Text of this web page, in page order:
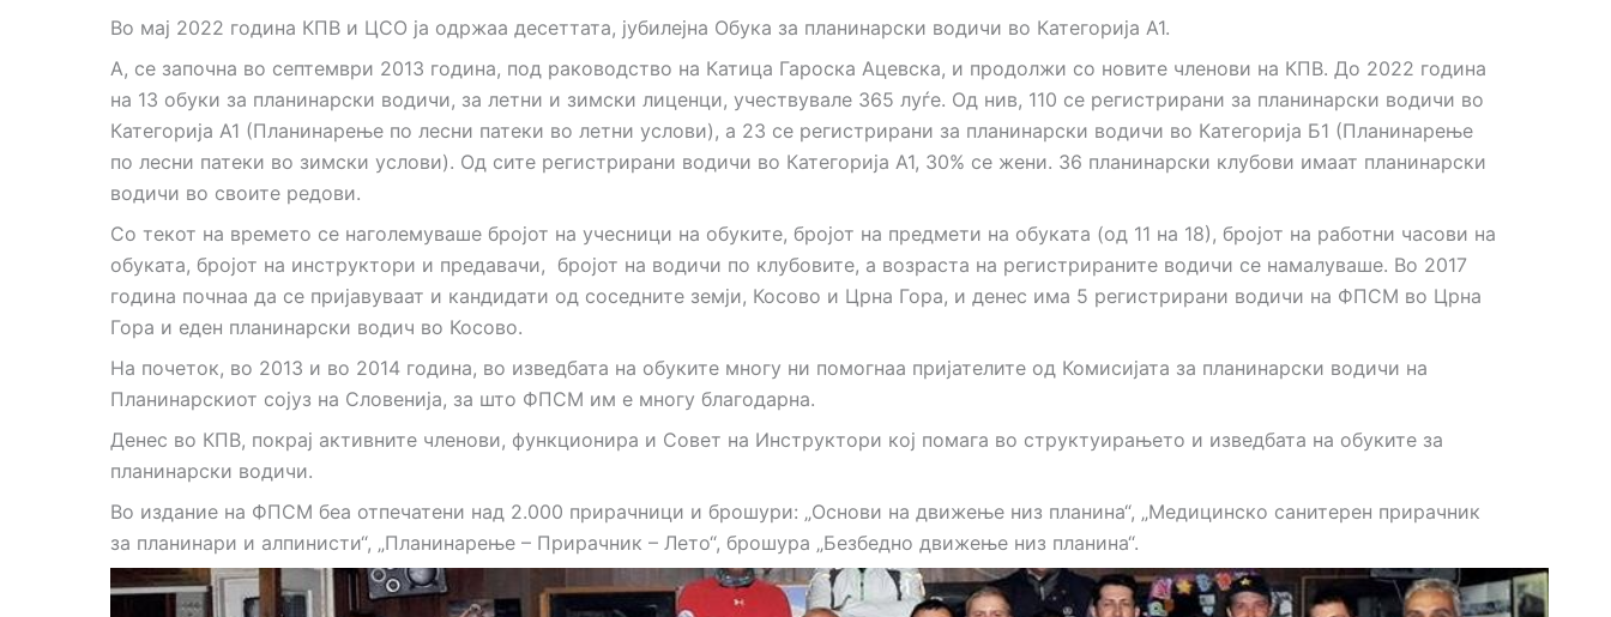
Во мај 2022 година КПВ и ЦСО ја одржаа десеттата, јубилејна Обука за планинарски водичи во Категорија А1.
А, се започна во септември 2013 година, под раководство на Катица Гароска Ацевска, и продолжи со новите членови на КПВ. До 2022 година
на 13 обуки за планинарски водичи, за летни и зимски лиценци, учествувале 365 луѓе. Од нив, 110 се регистрирани за планинарски водичи во
Категорија А1 (Планинарење по лесни патеки во летни услови), а 23 се регистрирани за планинарски водичи во Категорија Б1 (Планинарење
по лесни патеки во зимски услови). Од сите регистрирани водичи во Категорија А1, 30% се жени. 36 планинарски клубови имаат планинарски
водичи во своите редови.
Со текот на времето се наголемуваше бројот на учесници на обуките, бројот на предмети на обуката (од 11 на 18), бројот на работни часови на
обуката, бројот на инструктори и предавачи, бројот на водичи по клубовите, а возраста на регистрираните водичи се намалуваше. Во 2017
година почнаа да се пријавуваат и кандидати од соседните земји, Косово и Црна Гора, и денес има 5 регистрирани водичи на ФПСМ во Црна
Гора и еден планинарски водич во Косово.
На почеток, во 2013 и во 2014 година, во изведбата на обуките многу ни помогнаа пријателите од Комисијата за планинарски водичи на
Планинарскиот сојуз на Словенија, за што ФПСМ им е многу благодарна.
Денес во КПВ, покрај активните членови, функционира и Совет на Инструктори кој помага во структуирањето и изведбата на обуките за
планинарски водичи.
Во издание на ФПСМ беа отпечатени над 2.000 прирачници и брошури: „Основи на движење низ планина“, „Медицинско санитерен прирачник
за планинари и алпинисти“, „Планинарење – Прирачник – Лето“, брошура „Безбедно движење низ планина“.